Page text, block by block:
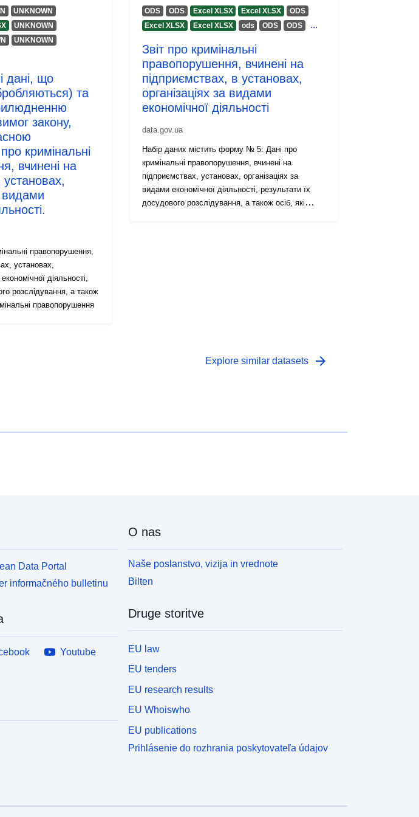
UNKNOWN
UNKNOWN
UNKNOWN
дані, що
та
закону,
кримінальні
вчинені на
установах,
видами
правопорушення,
установах,
діяльності,
розслідування, а також
правопорушення
ODS ODS Excel XLSX Excel XLSX
ODS
Excel XLSX
Excel XLSX оds ODS ODS ...
Звіт про кримінальні
правопорушення, вчинені на
підприємствах, в установах,
організаціях за видами
економічної діяльності
data.gov.ua
Набір даних містить форму № 5: Дані про
кримінальні правопорушення, вчинені на
підприємствах, установах, організаціях за
видами економічної діяльності, результати їх
досудового розслідування, а також осіб, які
Explore similar datasets arrow_forward
Data Portal
informačného bulletinu
Youtube
O nas
Naše poslanstvo, vizija in vrednote
Bilten
Druge storitve
EU law
EU tenders
EU research results
EU Whoiswho
EU publications
Prihlásenie do rozhrania poskytovateľa údajov